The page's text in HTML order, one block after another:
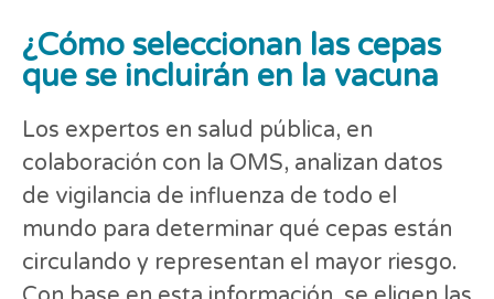
¿Cómo seleccionan las cepas
que se incluirán en la vacuna
Los expertos en salud pública, en
colaboración con la OMS, analizan datos
de vigilancia de influenza de todo el
mundo para determinar qué cepas están
circulando y representan el mayor riesgo.